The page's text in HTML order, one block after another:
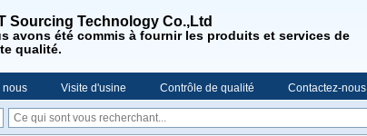
Sourcing Technology Co.,Ltd
avons été commis à fournir les produits et services de
qualité.
nous Visite d'usine Contrôle de qualité Contactez-nous